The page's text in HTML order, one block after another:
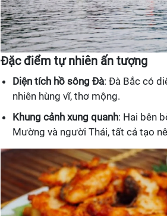
Đặc điểm tự nhiên ấn tượng
Diện tích hồ sông Đà: Đà Bắc có
nhiên hùng vĩ, thơ mộng.
Khung cảnh xung quanh: Hai bên
Mường và người Thái, tất cả tạo